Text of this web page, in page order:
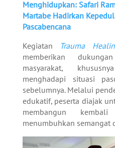
Menghidupkan: Safari
Martabe Hadirkan
Pascabencana
Kegiatan
Trauma
memberikan
masyarakat,
menghadapi situasi
sebelumnya. Melalui
edukatif, peserta diajak
membangun
menumbuhkan semangat